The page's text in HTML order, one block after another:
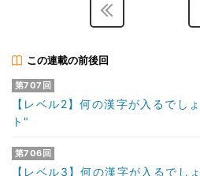
この連載の前後回
第707回
【レベル2】何の漢字が入るでし
ト"
第706回
【レベル3】何の漢字が入るでし